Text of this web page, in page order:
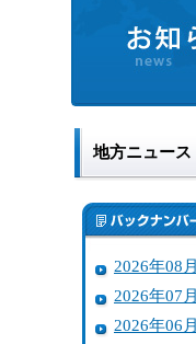
地方ニュース
2026年08月
2026年07月
2026年06月